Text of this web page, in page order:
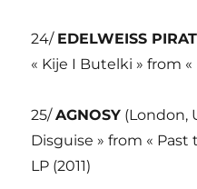
24/ EDELWEISS
« Kije I Butelki » from «
25/AGNOSY (London,
Disguise » from «
LP (2011)